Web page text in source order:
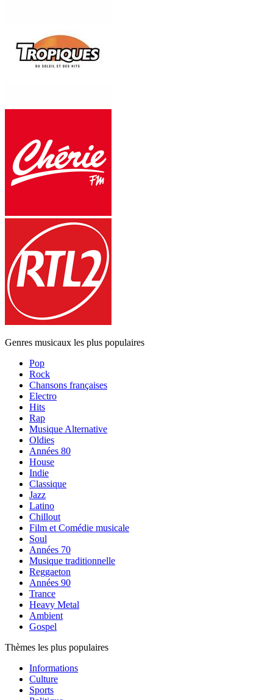
Genres musicaux les plus populaires
Pop
Rock
Chansons françaises
Electro
Hits
Rap
Musique Alternative
Oldies
Années 80
House
Indie
Classique
Jazz
Latino
Chillout
Film et Comédie musicale
Soul
Années 70
Musique traditionnelle
Reggaeton
Années 90
Trance
Heavy Metal
Ambient
Gospel
Thèmes les plus populaires
Informations
Culture
Sports